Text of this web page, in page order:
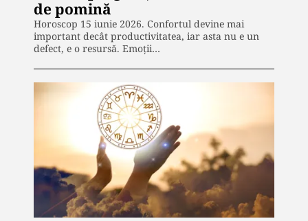
de pomină
Horoscop 15 iunie 2026. Confortul devine mai
important decât productivitatea, iar asta nu e un
defect, e o resursă. Emoții…